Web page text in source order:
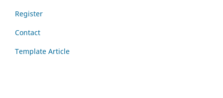
Register
Contact
Template Article